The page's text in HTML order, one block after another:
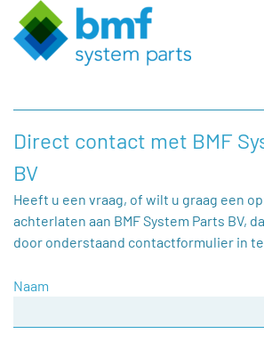
Direct contact met BMF
BV
Heeft u een vraag, of wilt u graag een
achterlaten aan BMF System Parts BV,
door onderstaand contactformulier in te
Naam